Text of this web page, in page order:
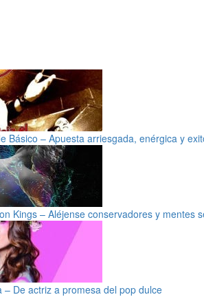
Básico – Apuesta arriesgada, enérgica y
Kings – Aléjense conservadores y mentes
– De actriz a promesa del pop dulce